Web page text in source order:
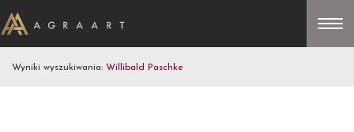
Wyniki wyszukiwania: Willibald Paschke